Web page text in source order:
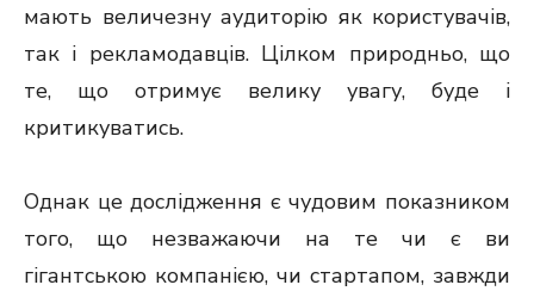
мають величезну аудиторію як користувачів,
так і рекламодавців. Цілком природньо, що
те, що отримує велику увагу, буде і
критикуватись.
Однак це дослідження є чудовим показником
того, що незважаючи на те чи є ви
гігантською компанією, чи стартапом, завжди